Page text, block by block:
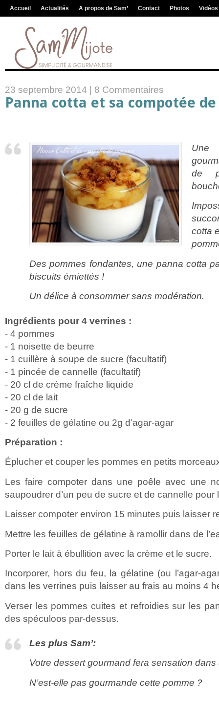
Accueil Actualités A propos de Sam’ Contact Photos Vidéos
23 septembre 2014 | 8 Commentaires
Panna cotta et sa compotée
de
cotta
Des pommes fondantes, une panna cotta
biscuits émiettés !
Un délice à consommer sans modération.
Ingrédients pour 4 verrines :
- 4 pommes
- 1 noisette de beurre
- 1 cuillère à soupe de sucre (facultatif)
- 1 pincée de cannelle (facultatif)
- 20 cl de crème fraîche liquide
- 20 cl de lait
- 20 g de sucre
- 2 feuilles de gélatine ou 2g d’agar-agar
Préparation :
Éplucher et couper les pommes en petits
Les faire compoter dans une poêle avec une
saupoudrer d’un peu de sucre et de cannelle
Laisser compoter environ 15 minutes puis laisser
Mettre les feuilles de gélatine à ramollir dans de
Porter le lait à ébullition avec la crème et le sucre.
Incorporer, hors du feu, la gélatine (ou l’agar-
dans les verrines puis laisser au frais au moins 4
Verser les pommes cuites et refroidies sur les
des spéculoos par-dessus.
Les plus Sam’:
Votre dessert gourmand fera sensation
N’est-elle pas gourmande cette pomme ?